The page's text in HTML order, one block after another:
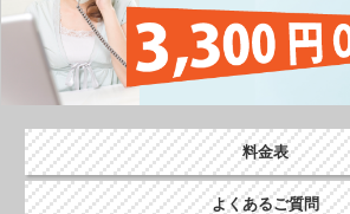
料金表
よくあるご質問